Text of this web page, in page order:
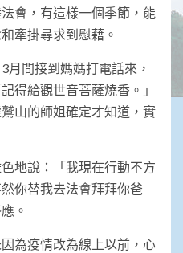
會，有這樣一個季節，能
牽掛尋求到慰藉。
月間接到媽媽打電話來，
得給觀世音菩薩燒香。」
山的師姐確定才知道，實
地說：「我現在行動不方
你替我去法會拜拜你爸
。
為疫情改為線上以前，心